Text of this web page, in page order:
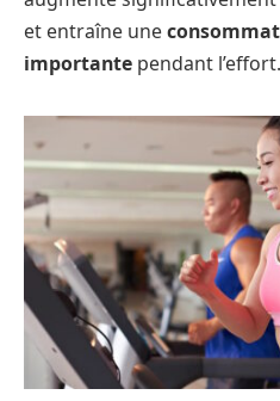
et entraîne une
importante pendant l’effort.